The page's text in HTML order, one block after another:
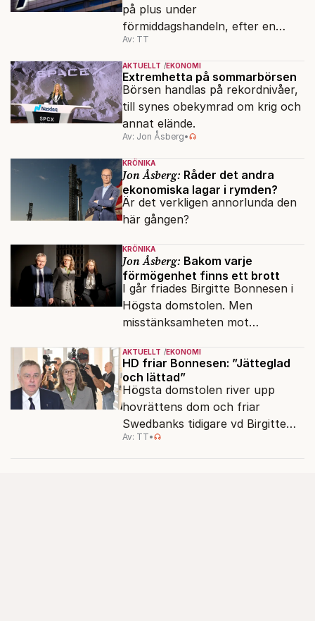
på plus under
förmiddagshandeln, efter en
inledning nedåt – trots ett högre
oljepris och AI-oro.
Av: TT
AKTUELLT EKONOMI
Extremhetta på sommarbörsen
Börsen handlas på rekordnivåer,
till synes obekymrad om krig och
annat elände.
Av: Jon Åsberg•
KRÖNIKA
Jon Åsberg: Råder det andra
ekonomiska lagar i rymden?
Är det verkligen annorlunda den
här gången?
KRÖNIKA
Jon Åsberg: Bakom varje
förmögenhet finns ett brott
I går friades Birgitte Bonnesen i
Högsta domstolen. Men
misstänksamheten mot
AKTUELLT EKONOMI
HD friar Bonnesen: ”Jätteglad
och lättad”
Högsta domstolen river upp
hovrättens dom och friar
Swedbanks tidigare vd Birgitte
Bonnesen från alla
Av: TT•